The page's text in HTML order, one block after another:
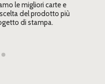
le migliori carte e
del prodotto più
di stampa.